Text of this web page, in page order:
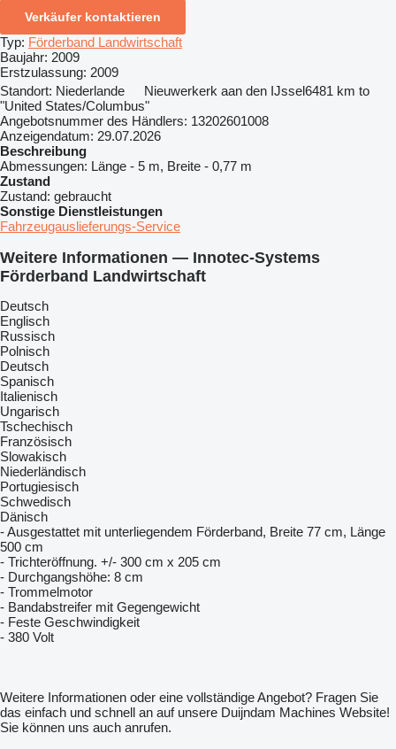
Verkäufer kontaktieren
Typ: Förderband Landwirtschaft
Baujahr: 2009
Erstzulassung: 2009
Standort: Niederlande Nieuwerkerk aan den IJssel6481 km to
"United States/Columbus"
Angebotsnummer des Händlers: 13202601008
Anzeigendatum: 29.07.2026
Beschreibung
Abmessungen: Länge - 5 m, Breite - 0,77 m
Zustand
Zustand: gebraucht
Sonstige Dienstleistungen
Fahrzeugauslieferungs-Service
Weitere Informationen — Innotec-Systems
Förderband Landwirtschaft
Deutsch
Englisch
Russisch
Polnisch
Deutsch
Spanisch
Italienisch
Ungarisch
Tschechisch
Französisch
Slowakisch
Niederländisch
Portugiesisch
Schwedisch
Dänisch
- Ausgestattet mit unterliegendem Förderband, Breite 77 cm, Länge
500 cm
- Trichteröffnung. +/- 300 cm x 205 cm
- Durchgangshöhe: 8 cm
- Trommelmotor
- Bandabstreifer mit Gegengewicht
- Feste Geschwindigkeit
- 380 Volt
Weitere Informationen oder eine vollständige Angebot? Fragen Sie
das einfach und schnell an auf unsere Duijndam Machines Website!
Sie können uns auch anrufen.